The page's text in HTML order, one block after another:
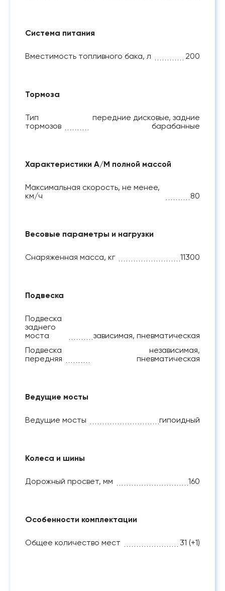
Система питания
Вместимость топливного бака, л 200
Тормоза
Тип
тормозов
передние дисковые, задние
барабанные
Характеристики А/М полной массой
Максимальная скорость, не менее,
км/ч
80
Весовые параметры и нагрузки
Снаряженная масса, кг 11300
Подвеска
Подвеска
заднего
моста
зависимая, пневматическая
Подвеска
передняя
независимая,
пневматическая
Ведущие мосты
Ведущие мосты гипоидный
Колеса и шины
Дорожный просвет, мм 160
Особенности комплектации
Общее количество мест 31 (+1)